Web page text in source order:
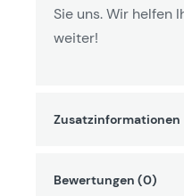
Sie uns. Wir helfen
weiter!
Zusatzinformationen
Bewertungen (0)